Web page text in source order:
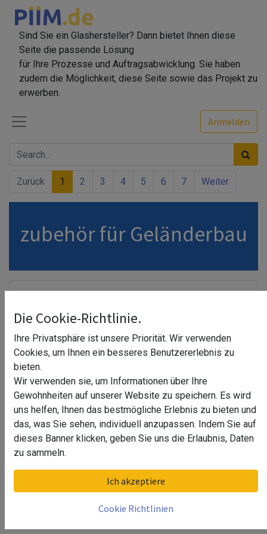
Sind Sie ein Glashersteller? Dann bietet Ihnen diese
Seite die passende Lösung
für Ihre Prozesse und Auftragsabwicklung. Sie haben
zudem die Möglichkeit, diese Seite sowie das Projekt zu
erwerben.
Anmelden
Zurück 1 2 3 4 5 6 7 Weiter
zubehör für Geländerbau
44,79€
Produktinformationen "Kugelrohrverbinder mit 2 Abzw. 90° Rochella"
Der Kugelrohrverbinder Rochella besitzt 2 Abzweigungen im 90° Winkel.
Die Cookie-Richtlinie.
Ihre Privatsphäre ist unsere Priorität. Wir verwenden
Cookies, um Ihnen ein besseres Benutzererlebnis zu
bieten.
Wir verwenden sie, um Informationen über Ihre
Gewohnheiten auf unserer Website zu speichern. Es wird
uns helfen, Ihnen das bestmögliche Erlebnis zu bieten und
das, was Sie sehen, individuell anzupassen. Indem Sie auf
dieses Banner klicken, geben Sie uns die Erlaubnis, Daten
zu sammeln.
Ich akzeptiere
Cookie Richtlinien